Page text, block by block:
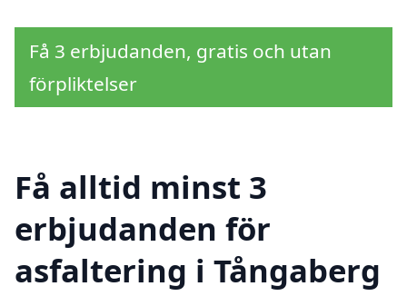
Få 3 erbjudanden, gratis och utan
förpliktelser
Få alltid minst 3
erbjudanden för
asfaltering i Tångaberg